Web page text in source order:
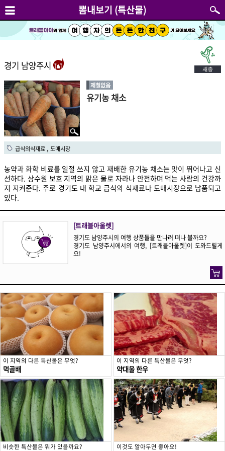
뽐내보기 (특산물)
경기 남양주시
제철없음
유기농 채소
급식의식재료 , 도매시장
농약과 화학 비료를 일절 쓰지 않고 재배한 유기농 채소는 맛이 뛰어나고 신
선하다. 상수원 보호 지역의 맑은 물로 자라나 안전하며 먹는 사람의 건강까
지 지켜준다. 주로 경기도 내 학교 급식의 식재료나 도매시장으로 납품되고
있다.
[트래블아울렛]
경기도 남양주시의 여행 상품들을 만나러 떠나 볼까요?
경기도 남양주시에서의 여행, [트래블아울렛]이 도와드릴게
요!
이 지역의 다른 특산물은 무엇?
먹골배
이 지역의 다른 특산물은 무엇?
약대울 한우
비슷한 특산물은 뭐가 있을까요? 이것도 알아두면 좋아요!